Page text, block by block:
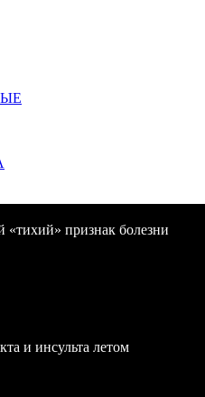
«тихий» признак болезни
и инсульта летом